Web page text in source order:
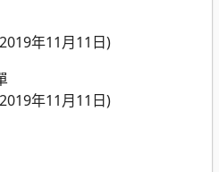
年11月11日)
年11月11日)